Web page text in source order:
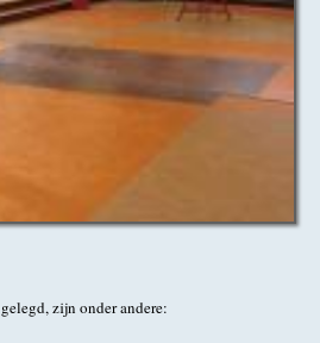
zijn onder andere: